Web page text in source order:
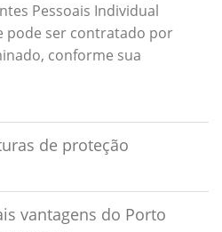
Pessoais Individual
pode ser contratado por
conforme sua
de proteção
vantagens do Porto